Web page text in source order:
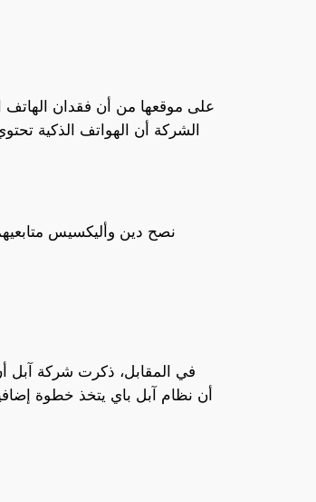
الشركة أن الهواتف الذكية
نصح دين وأليكسيس
في المقابل، ذكرت شركة آبل
أن نظام آبل باي يتخذ خطوة